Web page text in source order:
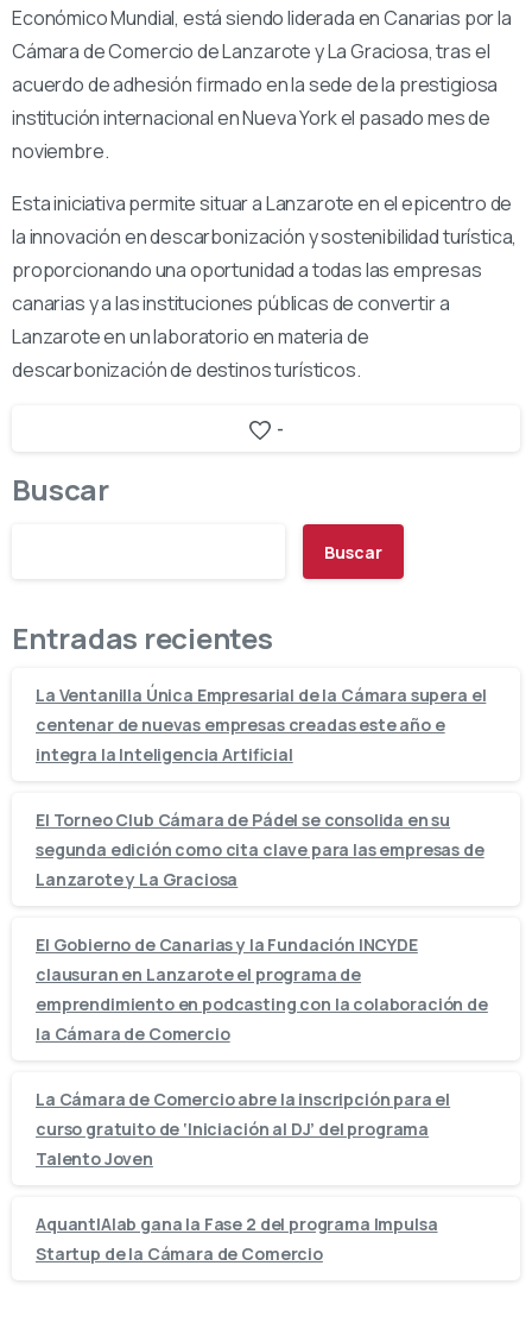
Económico Mundial, está siendo liderada en Canarias por la
Cámara de Comercio de Lanzarote y La Graciosa, tras el
acuerdo de adhesión firmado en la sede de la prestigiosa
institución internacional en Nueva York el pasado mes de
noviembre.
Esta iniciativa permite situar a Lanzarote en el epicentro de
la innovación en descarbonización y sostenibilidad turística,
proporcionando una oportunidad a todas las empresas
canarias y a las instituciones públicas de convertir a
Lanzarote en un laboratorio en materia de
descarbonización de destinos turísticos.
-
Buscar
Buscar
Entradas recientes
La Ventanilla Única Empresarial de la Cámara supera el
centenar de nuevas empresas creadas este año e
integra la Inteligencia Artificial
El Torneo Club Cámara de Pádel se consolida en su
segunda edición como cita clave para las empresas de
Lanzarote y La Graciosa
El Gobierno de Canarias y la Fundación INCYDE
clausuran en Lanzarote el programa de
emprendimiento en podcasting con la colaboración de
la Cámara de Comercio
La Cámara de Comercio abre la inscripción para el
curso gratuito de ‘Iniciación al DJ’ del programa
Talento Joven
AquantIAlab gana la Fase 2 del programa Impulsa
Startup de la Cámara de Comercio